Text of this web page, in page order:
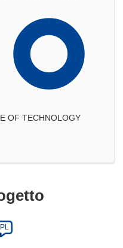
OF TECHNOLOGY
PL